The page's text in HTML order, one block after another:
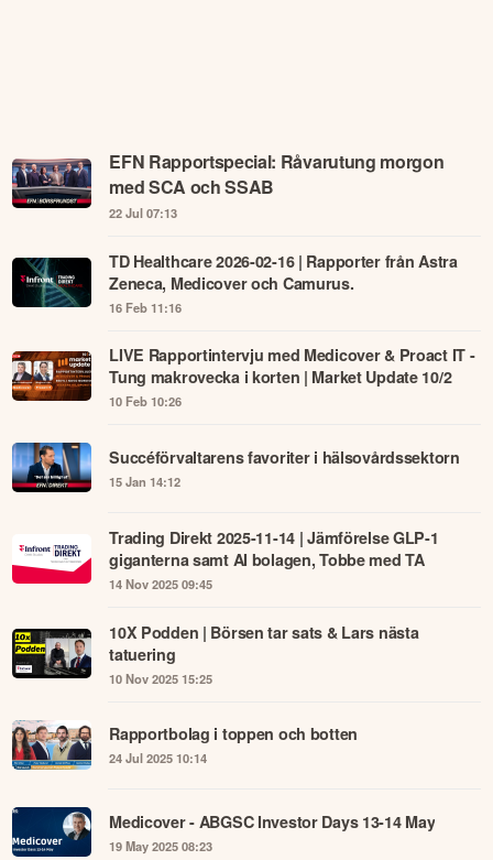
EFN Rapportspecial: Råvarutung morgon
med SCA och SSAB
22 Jul 07:13
TD Healthcare 2026-02-16 | Rapporter från Astra
Zeneca, Medicover och Camurus.
16 Feb 11:16
LIVE Rapportintervju med Medicover & Proact IT -
Tung makrovecka i korten | Market Update 10/2
10 Feb 10:26
Succéförvaltarens favoriter i hälsovårdssektorn
15 Jan 14:12
Trading Direkt 2025-11-14 | Jämförelse GLP-1
giganterna samt AI bolagen, Tobbe med TA
14 Nov 2025 09:45
10X Podden | Börsen tar sats & Lars nästa
tatuering
10 Nov 2025 15:25
Rapportbolag i toppen och botten
24 Jul 2025 10:14
Medicover - ABGSC Investor Days 13-14 May
19 May 2025 08:23